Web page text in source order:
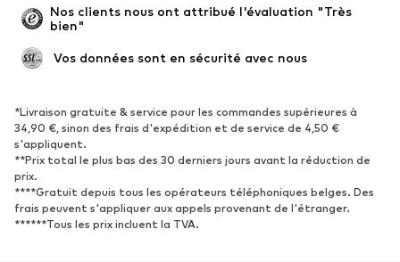
Occasions spéciales
Exclusif
Remise à neuf
Nouveautés
Tendance
Baskets
Bottines
Escarpins et talons hauts
Bottes
Sandales
Chaussures basses
Chaussures de sport
Ballerines
Nos clients nous ont attribué l'évaluation "Très
bien"
Vos données sont en sécurité avec nous
*Livraison gratuite & service pour les commandes supérieures à
34,90 €, sinon des frais d'expédition et de service de 4,50 €
s'appliquent.
**Prix total le plus bas des 30 derniers jours avant la réduction de
prix.
****Gratuit depuis tous les opérateurs téléphoniques belges. Des
frais peuvent s'appliquer aux appels provenant de l'étranger.
******Tous les prix incluent la TVA.